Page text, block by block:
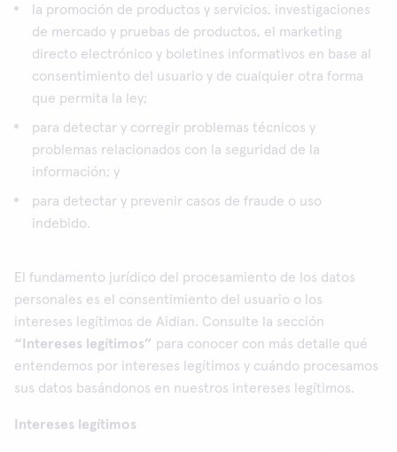
la promoción de productos y servicios, investigaciones
de mercado y pruebas de productos, el marketing
directo electrónico y boletines informativos en base al
consentimiento del usuario y de cualquier otra forma
que permita la ley;
para detectar y corregir problemas técnicos y
problemas relacionados con la seguridad de la
información; y
para detectar y prevenir casos de fraude o uso
indebido.
El fundamento jurídico del procesamiento de los datos
personales es el consentimiento del usuario o los
intereses legítimos de Aidian. Consulte la sección
“Intereses legítimos” para conocer con más detalle qué
entendemos por intereses legítimos y cuándo procesamos
sus datos basándonos en nuestros intereses legítimos.
Intereses legítimos